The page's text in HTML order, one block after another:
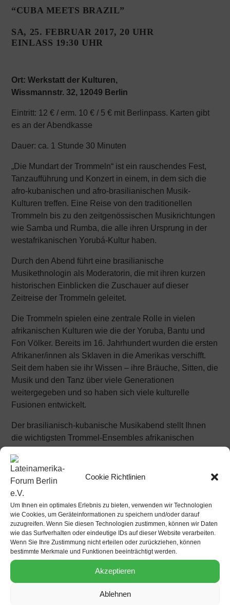
Cookie Richtlinien
Um Ihnen ein optimales Erlebnis zu bieten, verwenden wir Technologien
wie Cookies, um Geräteinformationen zu speichern und/oder darauf
zuzugreifen. Wenn Sie diesen Technologien zustimmen, können wir Daten
wie das Surfverhalten oder eindeutige IDs auf dieser Website verarbeiten.
Wenn Sie Ihre Zustimmung nicht erteilen oder zurückziehen, können
bestimmte Merkmale und Funktionen beeinträchtigt werden.
Akzeptieren
Ablehnen
“CUBA MEETS BRAZIL”
SA, 25. FEBRUAR 2017, 20 UHR
EINLASS 19:30 UHR
Ort:Werkstatt der Kulturen,
Wissmannstr. 32, 12049 Berlin
Eintritt: 12 € / erm. 10 € / 5 € mit Berlinpass. Karten gibt
es an der Abendkasse
Dauer: ca. 1 Stunde 30 Minuten
„Die Mundart der Trommeln“ ist ein rauschendes Fest,
Tanzaufführung und Konzert in einem, in dem sich die
afro-kubanischen und afro-brasilianischen Musik-
Kulturen treffen. Eine Reise von den traditionellen
Trommeln bis zu den zeitgenössischen Musikrichtungen
wie Samba und Rumba, die alle ihren Ursprung in der
westafrikanischen Yorubá-Kultur haben.
Durch den Abend führt eine brasilianische
Musikethnologin als Moderatorin, die mit ihren kurzen
historischen Einblicken die Zuschauer auf dieser
Zeitreise der Trommeln geleitet.
Die Trommeln spielen eine zentrale Rolle in vielen
afrikanischen Kulturen wie die der Yoruba, Bantu und
Fon Völker. Bereits im 16. Jahrhundert wurden die ersten
Afrikaner/innen als Sklaven in die Amerikas verschifft.
Seit dem haben sie ihr Wissen – ihre Bräuche, Sitten, die
Musik und den Tanz über viele Generationen
weitergegeben und so haben sich viele kulturelle
Fusionen entwickelt.
Der brasilianisch-kubanische Musikabend stellt Ihnen
die wichtigsten Trommel-Ensembles afrikanischen
in Musik, Gesang und Tanz der verschiedenen afro-
amerikanischen Religionen sowie von Samba und
Die musikalische Reise beginnt mit künstlerischen
Interpretationen der traditionellen und religiösen
Zeremonien des Candomblé und der Santería. Es
werden verschiedene Rhythmen vorgetragen, die den
verschiedenen Gottheiten gewidmet sind und von Tanz
und Gesang begleitet werden. Viele der Texte sind
während der Unabhängigkeitskämpfe der Sklaven
entstanden und drücken ihre Suche nach Kraft und